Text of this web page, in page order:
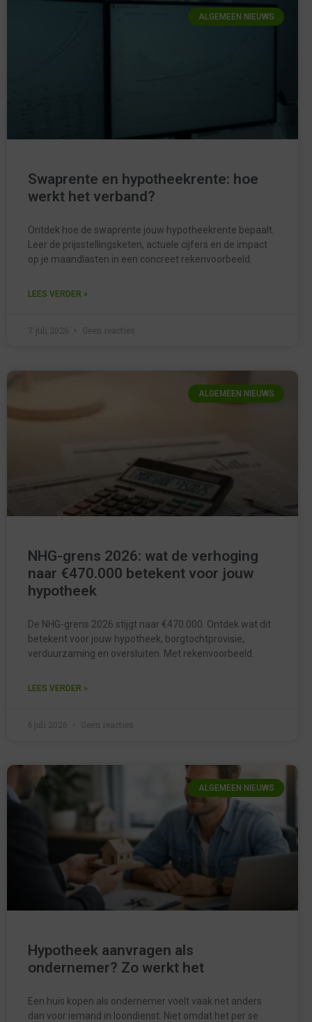
ALGEMEEN NIEUWS
Swaprente en hypotheekrente: hoe
werkt het verband?
Ontdek hoe de swaprente jouw hypotheekrente bepaalt.
Leer de prijsstellingsketen, actuele cijfers en de impact
op je maandlasten in een concreet rekenvoorbeeld.
LEES VERDER »
7 juli 2026 Geen reacties
ALGEMEEN NIEUWS
NHG-grens 2026: wat de verhoging
naar €470.000 betekent voor jouw
hypotheek
De NHG-grens 2026 stijgt naar €470.000. Ontdek wat dit
betekent voor jouw hypotheek, borgtochtprovisie,
verduurzaming en oversluiten. Met rekenvoorbeeld.
LEES VERDER »
6 juli 2026 Geen reacties
ALGEMEEN NIEUWS
Hypotheek aanvragen als
ondernemer? Zo werkt het
Een huis kopen als ondernemer voelt vaak net anders
dan voor iemand in loondienst. Niet omdat het per se